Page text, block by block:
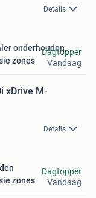
Details
onderhouden
zones
Dagtopper
Vandaag
xDrive M-
Details
zones
Dagtopper
Vandaag